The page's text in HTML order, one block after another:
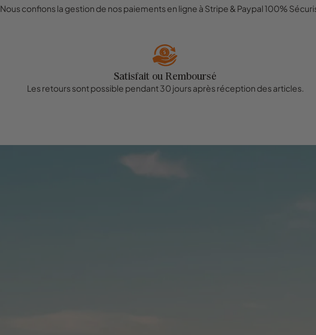
Nous confions la gestion de nos paiements en ligne à Stripe & Paypal 100%
Satisfait ou Remboursé
Les retours sont possible pendant 30 jours après réception des articles.